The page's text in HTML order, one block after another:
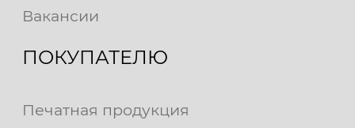
Вакансии
ПОКУПАТЕЛЮ
Печатная продукция